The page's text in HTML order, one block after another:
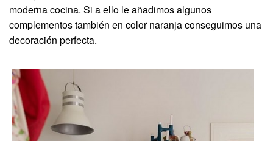
moderna cocina. Si a ello le añadimos algunos
complementos también en color naranja conseguimos una
decoración perfecta.